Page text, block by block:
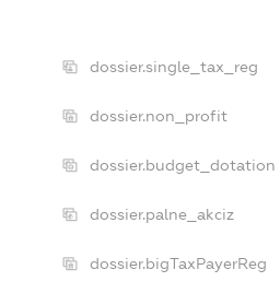
dossier.single_tax_reg
dossier.non_profit
dossier.budget_dotation
dossier.palne_akciz
dossier.bigTaxPayerReg